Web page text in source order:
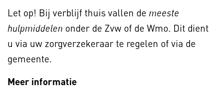
Let op! Bij verblijf thuis vallen de meeste
hulpmiddelen onder de Zvw of de Wmo. Dit dient
u via uw zorgverzekeraar te regelen of via de
gemeente.
Meer informatie